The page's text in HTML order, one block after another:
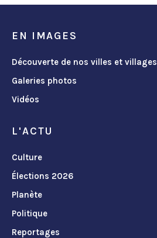
EN IMAGES
Découverte de nos villes et villages
Galeries photos
Vidéos
L'ACTU
Culture
Élections 2026
Planète
Politique
Reportages